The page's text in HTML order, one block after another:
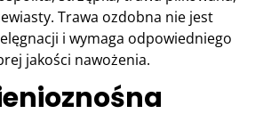
Trawa ozdobna nie jest
i wymaga odpowiedniego
jakości nawożenia.